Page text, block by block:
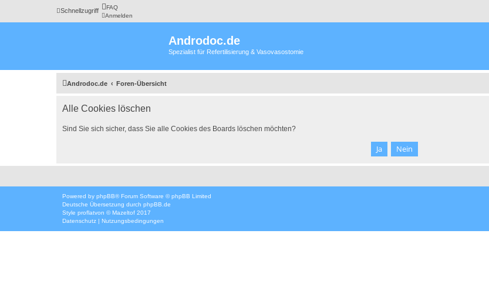
Schnellzugriff
FAQ
Anmelden
Androdoc.de
Spezialist für Refertilisierung & Vasovasostomie
Androdoc.de Foren-Übersicht
Alle Cookies löschen
Sind Sie sich sicher, dass Sie alle Cookies des Boards löschen möchten?
Powered by phpBB® Forum Software © phpBB Limited
Deutsche Übersetzung durch phpBB.de
Style proflatvon ©Mazeltof 2017
Datenschutz | Nutzungsbedingungen